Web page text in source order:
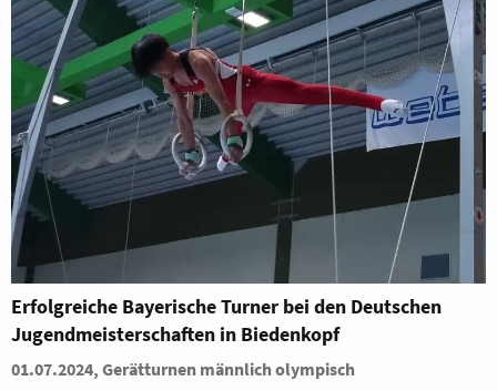
Erfolgreiche Bayerische Turner bei den Deutschen
Jugendmeisterschaften in Biedenkopf
01.07.2024, Gerätturnen männlich olympisch